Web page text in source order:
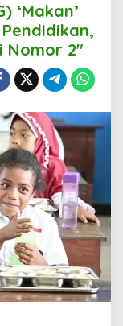
‘Makan’
Nomor 2″